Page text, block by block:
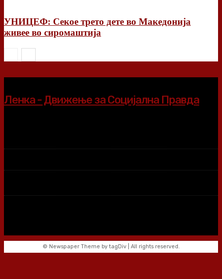
УНИЦЕФ: Секое трето дете во Македонија
живее во сиромаштија
Ленка - Движење за Социјална Правда
© Newspaper Theme by tagDiv | All rights reserved.